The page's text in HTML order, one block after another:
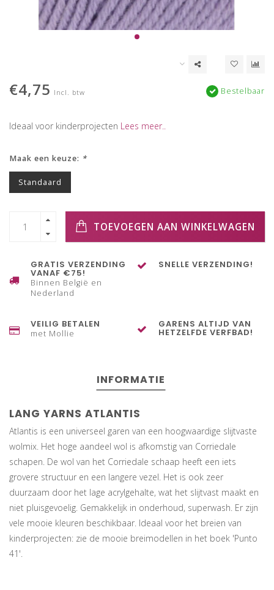
€4,75 Incl. btw Bestelbaar
Ideaal voor kinderprojecten Lees meer..
Maak een keuze: *
Standaard
TOEVOEGEN AAN WINKELWAGEN
GRATIS VERZENDING
VANAF €75!
Binnen België en
Nederland
SNELLE VERZENDING!
VEILIG BETALEN
met Mollie
GARENS ALTIJD VAN
HETZELFDE VERFBAD!
INFORMATIE
LANG YARNS ATLANTIS
Atlantis is een universeel garen van een hoogwaardige slijtvaste
wolmix. Het hoge aandeel wol is afkomstig van Corriedale
schapen. De wol van het Corriedale schaap heeft een iets
grovere structuur en een langere vezel. Het is ook zeer
duurzaam door het lage acrylgehalte, wat het slijtvast maakt en
niet pluisgevoelig. Gemakkelijk in onderhoud, superwash. Er zijn
vele mooie kleuren beschikbaar. Ideaal voor het breien van
kinderprojecten: zie de mooie breimodellen in het boek 'Punto
41'.